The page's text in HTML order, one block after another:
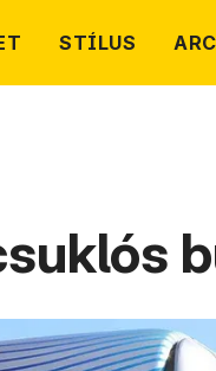
STÍLUS